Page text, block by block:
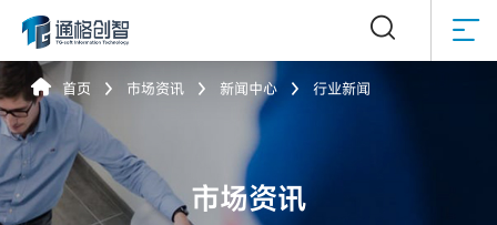


 首页  市场资讯  新闻中心  行业新闻
市场资讯